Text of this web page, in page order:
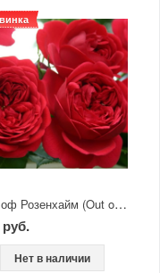
Аут оф Розенхайм (Out of Rosenheim)
Нет в наличии